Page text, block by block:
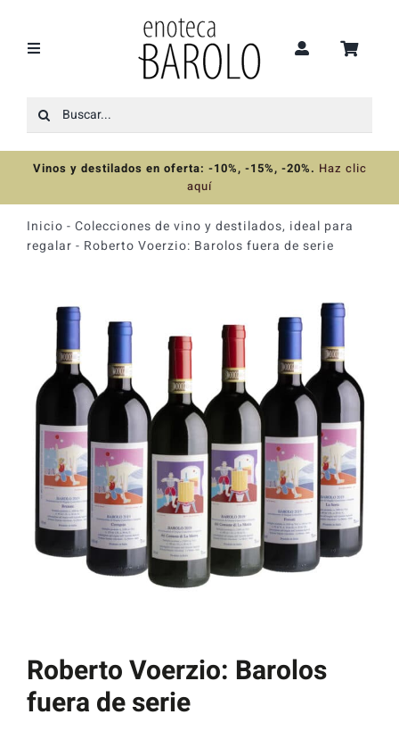
contenido
Toggle
Recomendaciones
Ofertas
Colecciones
Destilados
Catas y Actividades
Buscar:
Vinos y destilados en oferta: -10%, -15%, -20%. Haz clic
aquí
Inicio - Colecciones de vino y destilados, ideal para
regalar - Roberto Voerzio: Barolos fuera de serie
Roberto Voerzio: Barolos
fuera de serie